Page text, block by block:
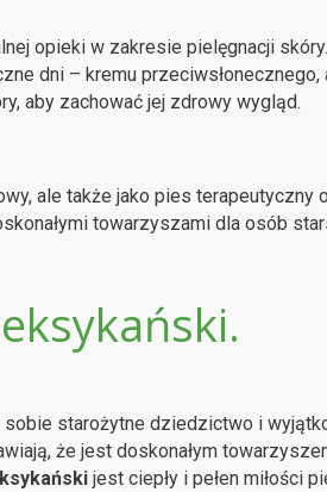
opieki w zakresie pielęgnacji
dni – kremu przeciwsłonecznego,
aby zachować jej zdrowy wygląd.
ale także jako pies terapeutyczny
towarzyszami dla osób
starożytne dziedzictwo i
że jest doskonałym
jest ciepły i pełen miłości